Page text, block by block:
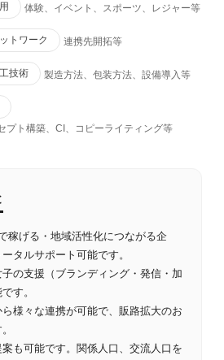
体験、イベント、スポーツ、レジャー等
トワーク 連携先開拓等
技術 製造方法、包装方法、設備導入等
プト構築、CI、コピーライティング等
稼げる・地域活性化につながる企
タルサポート可能です。
の支援（ブランディング・発信・加
す。
様々な連携が可能で、販路拡大のお
も可能です。関係人口、交流人口を